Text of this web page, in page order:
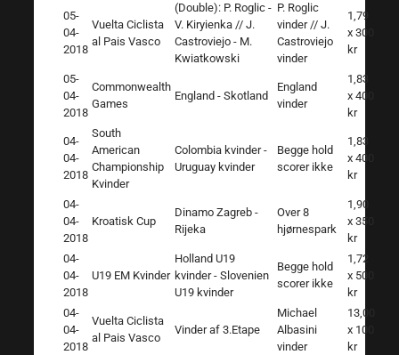
05-
04-
2018
Vuelta Ciclista
al Pais Vasco
(Double): P. Roglic -
V. Kiryienka // J.
Castroviejo - M.
Kwiatkowski
P. Roglic
vinder // J.
Castroviejo
vinder
1,79
x 300
kr
05-
04-
2018
Commonwealth
Games
England - Skotland
England
vinder
1,83
x 400
kr
04-
04-
2018
South
American
Championship
Kvinder
Colombia kvinder -
Uruguay kvinder
Begge hold
scorer ikke
1,83
x 400
kr
04-
04-
2018
Kroatisk Cup
Dinamo Zagreb -
Rijeka
Over 8
hjørnespark
1,90
x 350
kr
04-
04-
2018
U19 EM Kvinder
Holland U19
kvinder - Slovenien
U19 kvinder
Begge hold
scorer ikke
1,72
x 500
kr
04-
04-
2018
Vuelta Ciclista
al Pais Vasco
Vinder af 3.Etape
Michael
Albasini
vinder
13,00
x 100
kr